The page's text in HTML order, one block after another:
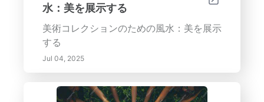
水：美を展示する
美術コレクションのための風水：美を展示
する
Jul 04, 2025